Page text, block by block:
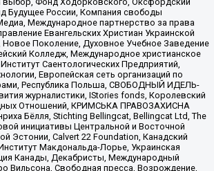
Будущее России, Компания свободы
Международное партнерство за права
Евангельских Христиан Украинской
Поколение, Духовное Учебное Заведение
Колледж, Международное христианское
Саентологических Предприятий,
Европейская сеть организаций по
Республика Польша, СВОБОДНЫЙ ИДЕЛЬ-
журналистики, IStories fonds, Королевский
Отношений, КРИМСЬКА ПРАВОЗАХИСНА
Бёлля, Stichting Bellingcat, Bellingcat Ltd, The
инициативы Центральной и Восточной
Эстонии, Calvert 22 Foundation, Канадский
Макдональда-Лорье, Украинская
Канады, Декабристы, Международный
Вильсона, Свободная пресса, Возрождение,